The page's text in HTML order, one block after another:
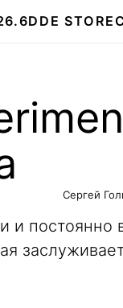
DDE STORE
Сергей
и постоянно